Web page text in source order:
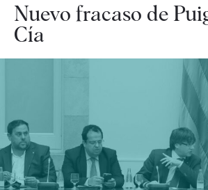
Nuevo fracaso de
Cía